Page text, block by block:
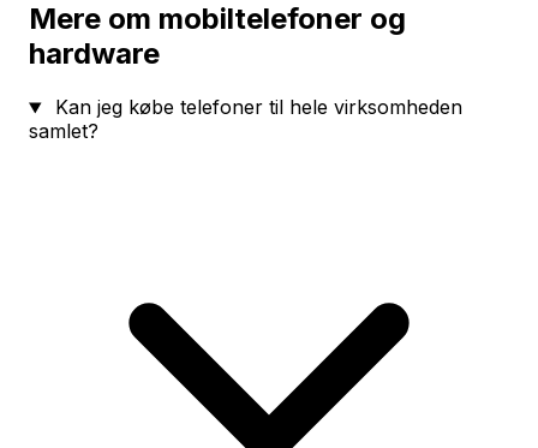
Mere om mobiltelefoner og
hardware
Kan jeg købe telefoner til hele virksomheden
samlet?